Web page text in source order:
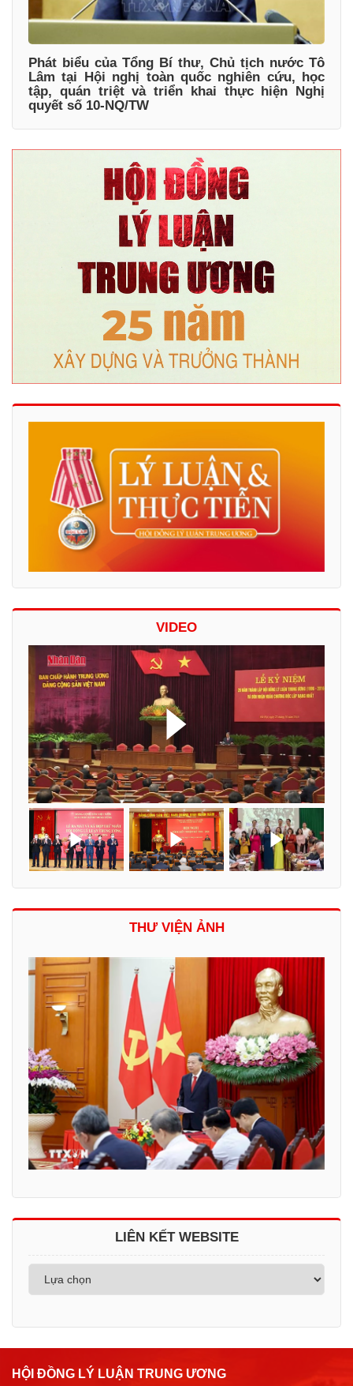
Phát biểu của Tổng Bí thư, Chủ tịch nước Tô
Lâm tại Hội nghị toàn quốc nghiên cứu, học
tập, quán triệt và triển khai thực hiện Nghị
quyết số 10-NQ/TW
VIDEO
THƯ VIỆN ẢNH
LIÊN KẾT WEBSITE
HỘI ĐỒNG LÝ LUẬN TRUNG ƯƠNG